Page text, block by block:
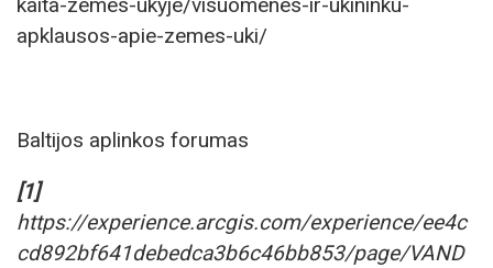
kaita-zemes-ukyje/visuomenes-ir-ukininku-
apklausos-apie-zemes-uki/
Baltijos aplinkos forumas
[1]
https://experience.arcgis.com/experience/ee4c
cd892bf641debedca3b6c46bb853/page/VAND